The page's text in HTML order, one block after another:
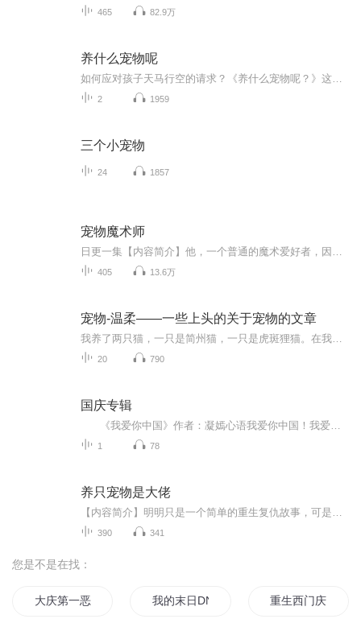
465 82.9万
养什么宠物呢
2 1959
三个小宠物
24 1857
宠物魔术师
405 13.6万
宠物-温柔——一些上头的关于宠物的文章
20 790
国庆专辑
1 78
养只宠物是大佬
390 341
您是不是在找：
大庆第一恶 我的末日DNF系统 重生西门庆